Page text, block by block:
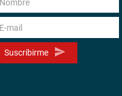
Suscribirme